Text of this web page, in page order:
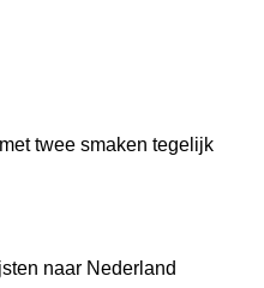
twee smaken tegelijk
naar Nederland